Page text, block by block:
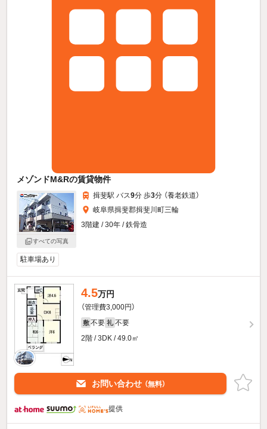
メゾンドM&Rの賃貸物件
すべての写真
揖斐駅 バス9分 歩3分 （養老鉄道）
岐阜県揖斐郡揖斐川町三輪
3階建 / 30年 / 鉄骨造
駐車場あり
4.5万円
（管理費3,000円）
敷 不要 礼 不要
2階 / 3DK / 49.0㎡
お問い合わせ （無料）
提供